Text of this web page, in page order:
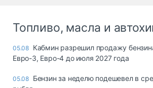
Топливо, масла и
05.08 Кабмин разрешил продажу
Евро-3, Евро-4 до июля 2027 года
05.08 Бензин за неделю подешевел в